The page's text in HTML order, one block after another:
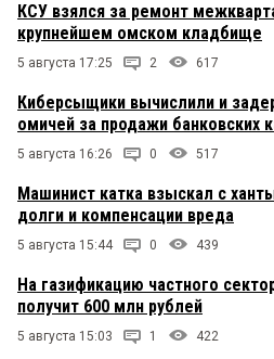
КСУ взялся за ремонт
крупнейшем омском кладбище
5 августа 17:25 2 617
Киберсыщики вычислили и
омичей за продажи банковских
5 августа 16:26 0 517
Машинист катка взыскал с
долги и компенсации вреда
5 августа 15:44 0 439
На газификацию частного
получит 600 млн рублей
5 августа 15:03 1 422